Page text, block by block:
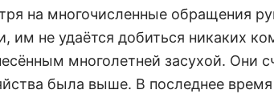
на многочисленные обращения
им не удаётся добиться никаких
многолетней засухой. Они
была выше. В последнее